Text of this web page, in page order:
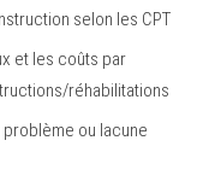
selon les CPT
et les coûts par
réhabilitations
ou lacune